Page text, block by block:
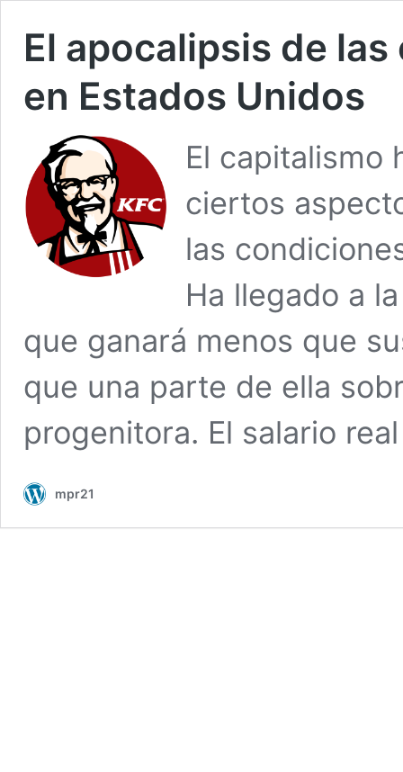
El apocalipsis de
en Estados Unidos
El capitalismo
ciertos
las
Ha llegado a
que ganará menos que
que una parte de ella
progenitora. El salario
mpr21